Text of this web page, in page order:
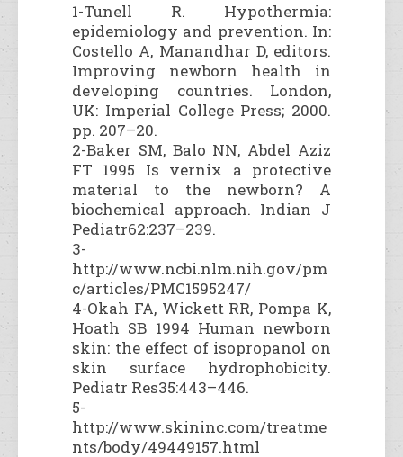
1-Tunell R. Hypothermia:
epidemiology and prevention. In:
Costello A, Manandhar D, editors.
Improving newborn health in
developing countries. London,
UK: Imperial College Press; 2000.
pp. 207–20.
2-Baker SM, Balo NN, Abdel Aziz
FT 1995 Is vernix a protective
material to the newborn? A
biochemical approach. Indian J
Pediatr62:237–239.
3-
http://www.ncbi.nlm.nih.gov/pm
c/articles/PMC1595247/
4-Okah FA, Wickett RR, Pompa K,
Hoath SB 1994 Human newborn
skin: the effect of isopropanol on
skin surface hydrophobicity.
Pediatr Res35:443–446.
5-
http://www.skininc.com/treatme
nts/body/49449157.html